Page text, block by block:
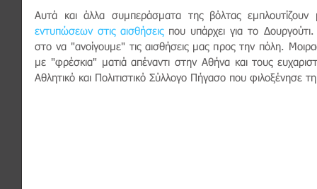
Αυτά και άλλα συμπεράσματα της βόλτας
εντυπώσεων στις αισθήσεις που υπάρχει για το
στο να "ανοίγουμε" τις αισθήσεις μας προς την πόλη.
με "φρέσκια" ματιά απέναντι στην Αθήνα και τους
Αθλητικό και Πολιτιστικό Σύλλογο Πήγασο που φιλοξένησε